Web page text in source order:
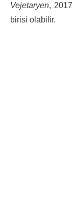
Vejetaryen, 2017
birisi olabilir.